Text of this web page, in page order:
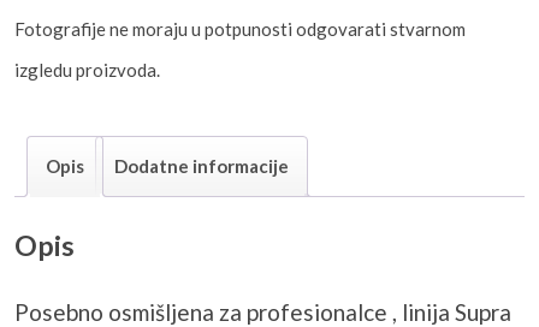
Fotografije ne moraju u potpunosti odgovarati stvarnom
izgledu proizvoda.
Opis Dodatne informacije
Opis
Posebno osmišljena za profesionalce , linija Supra